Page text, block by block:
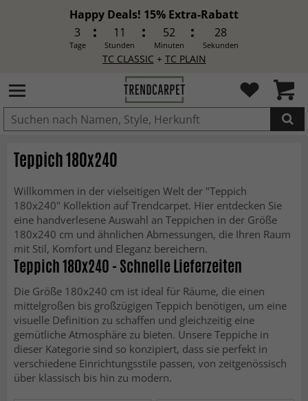
Happy Deals! 15% Extra-Rabatt
3
Tage
11
Stunden
52
Minuten
26
Sekunden
TC CLASSIC + TC PLAIN
IN DEN WARENKORB GELEGT.
Teppich 180x240
Willkommen in der vielseitigen Welt der "Teppich
180x240" Kollektion auf Trendcarpet. Hier entdecken Sie
eine handverlesene Auswahl an Teppichen in der Größe
180x240 cm und ähnlichen Abmessungen, die Ihren Raum
mit Stil, Komfort und Eleganz bereichern.
Teppich 180x240 - Schnelle Lieferzeiten
Die Größe 180x240 cm ist ideal für Räume, die einen
mittelgroßen bis großzügigen Teppich benötigen, um eine
visuelle Definition zu schaffen und gleichzeitig eine
gemütliche Atmosphäre zu bieten. Unsere Teppiche in
dieser Kategorie sind so konzipiert, dass sie perfekt in
verschiedene Einrichtungsstile passen, von zeitgenössisch
über klassisch bis hin zu modern.